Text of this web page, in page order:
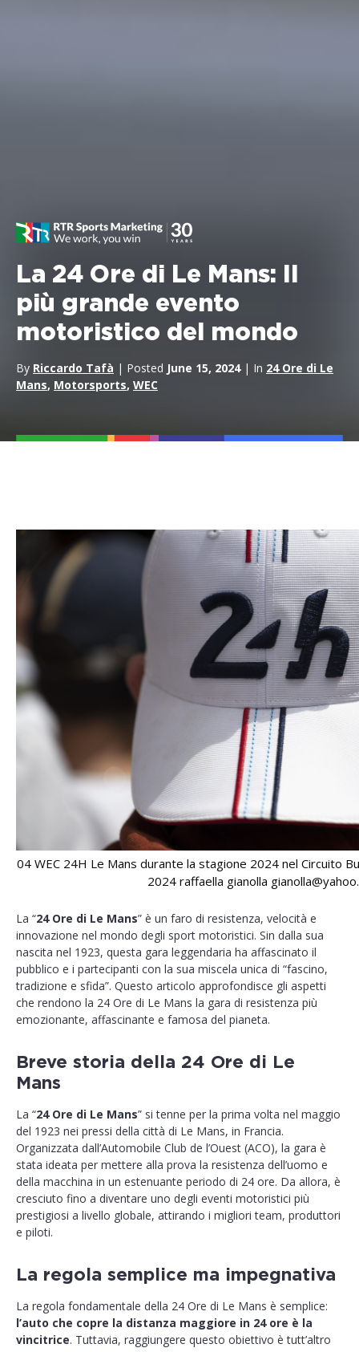
La 24 Ore di Le Mans: Il
più grande evento
motoristico del mondo
By Riccardo Tafà | Posted June 15, 2024| In 24 Ore di Le
Mans, Motorsports, WEC
04 WEC 24H Le Mans durante la stagione 2024 nel Circuito
2024 raffaella gianolla
La “24 Ore di Le Mans” è un faro di resistenza, velocità e
innovazione nel mondo degli sport motoristici. Sin dalla sua
nascita nel 1923, questa gara leggendaria ha affascinato il
pubblico e i partecipanti con la sua miscela unica di “fascino,
tradizione e sfida”. Questo articolo approfondisce gli aspetti
che rendono la 24 Ore di Le Mans la gara di resistenza più
emozionante, affascinante e famosa del pianeta.
Breve storia della 24 Ore di Le
Mans
La “24 Ore di Le Mans” si tenne per la prima volta nel maggio
del 1923 nei pressi della città di Le Mans, in Francia.
Organizzata dall’Automobile Club de l’Ouest (ACO), la gara è
stata ideata per mettere alla prova la resistenza dell’uomo e
della macchina in un estenuante periodo di 24 ore. Da allora, è
cresciuto fino a diventare uno degli eventi motoristici più
prestigiosi a livello globale, attirando i migliori team, produttori
e piloti.
La regola semplice ma impegnativa
La regola fondamentale della 24 Ore di Le Mans è semplice:
l’auto che copre la distanza maggiore in 24 ore è la
vincitrice. Tuttavia, raggiungere questo obiettivo è tutt’altro